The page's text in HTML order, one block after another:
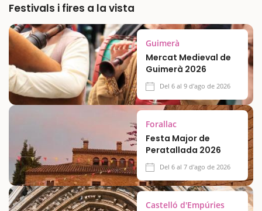
Festivals i fires a la vista
Guimerà
Mercat Medieval de
Guimerà 2026
Del 6 al 9 d'ago de 2026
Forallac
Festa Major de
Peratallada 2026
Del 6 al 7 d'ago de 2026
Castelló d'Empúries